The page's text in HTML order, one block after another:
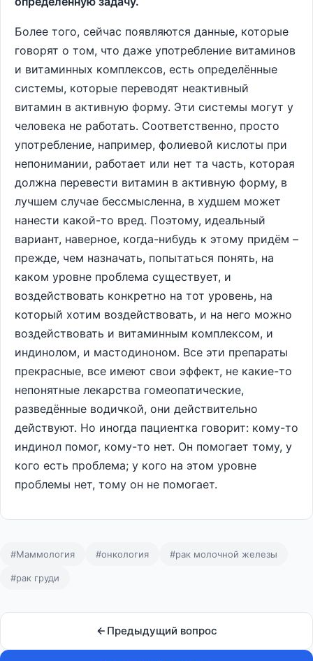
Более того, сейчас появляются данные, которые
говорят о том, что даже употребление витаминов
и витаминных комплексов, есть определённые
системы, которые переводят неактивный
витамин в активную форму. Эти системы могут у
человека не работать. Соответственно, просто
употребление, например, фолиевой кислоты при
непонимании, работает или нет та часть, которая
должна перевести витамин в активную форму, в
лучшем случае бессмысленна, в худшем может
нанести какой-то вред. Поэтому, идеальный
вариант, наверное, когда-нибудь к этому придём –
прежде, чем назначать, попытаться понять, на
каком уровне проблема существует, и
воздействовать конкретно на тот уровень, на
который хотим воздействовать, и на него можно
воздействовать и витаминным комплексом, и
индинолом, и мастодиноном. Все эти препараты
прекрасные, все имеют свои эффект, не какие-то
непонятные лекарства гомеопатические,
разведённые водичкой, они действительно
действуют. Но иногда пациентка говорит: кому-то
индинол помог, кому-то нет. Он помогает тому, у
кого есть проблема; у кого на этом уровне
проблемы нет, тому он не помогает.
#Маммология #онкология #рак молочной железы
#рак груди
Предыдущий вопрос